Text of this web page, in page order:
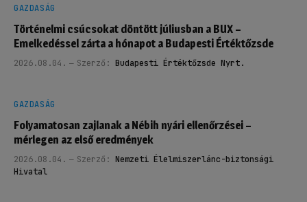
GAZDASÁG
Történelmi csúcsokat döntött júliusban a BUX –
Emelkedéssel zárta a hónapot a Budapesti Értéktőzsde
2026.08.04. Szerző: Budapesti Értéktőzsde Nyrt.
GAZDASÁG
Folyamatosan zajlanak a Nébih nyári ellenőrzései –
mérlegen az első eredmények
2026.08.04. Szerző: Nemzeti Élelmiszerlánc-biztonsági
Hivatal